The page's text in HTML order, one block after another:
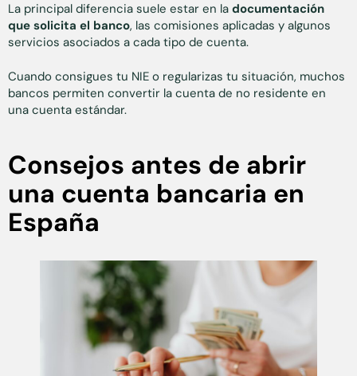
La principal diferencia suele estar en la documentación
que solicita el banco, las comisiones aplicadas y algunos
servicios asociados a cada tipo de cuenta.
Cuando consigues tu NIE o regularizas tu situación, muchos
bancos permiten convertir la cuenta de no residente en
una cuenta estándar.
Consejos antes de abrir
una cuenta bancaria en
España